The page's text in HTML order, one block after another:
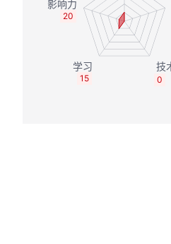
0
15
20